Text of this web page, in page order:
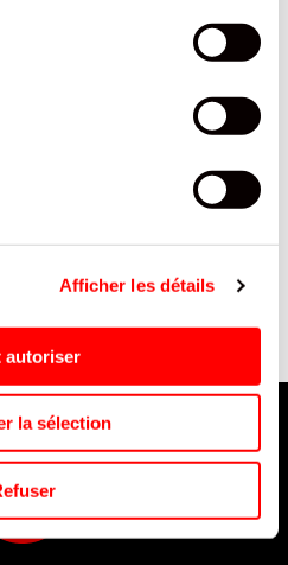
Afficher les détails
autoriser
la sélection
FINI CEINTURE FRAISE FIZZ